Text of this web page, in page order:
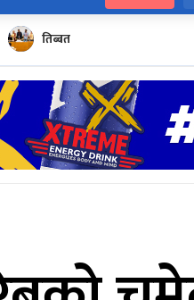
तिब्बत